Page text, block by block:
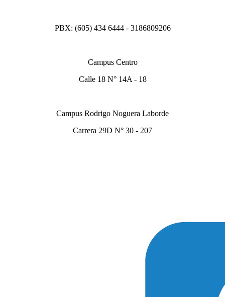
PBX: (605) 434 6444 - 3186809206
Campus Centro
Calle 18 N° 14A - 18
Campus Rodrigo Noguera Laborde
Carrera 29D N° 30 - 207